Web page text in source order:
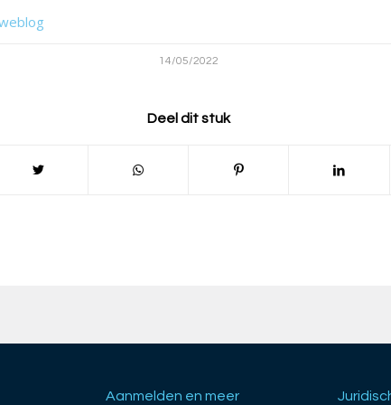
14/05/2022
Deel dit stuk
Aanmelden en meer